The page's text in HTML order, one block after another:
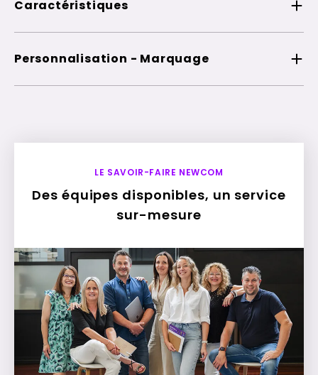
Caractéristiques
Personnalisation - Marquage
LE SAVOIR-FAIRE NEWCOM
Des équipes disponibles, un service
sur-mesure